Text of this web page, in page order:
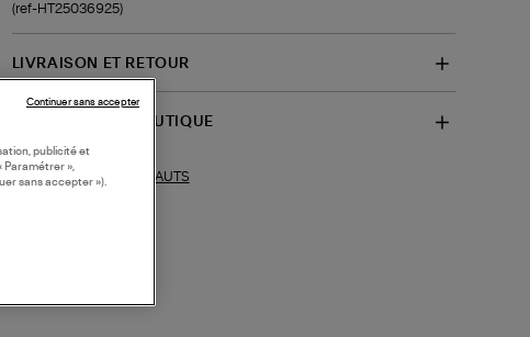
(ref-HT25036925)
LIVRAISON ET RETOUR
DISPONIBILITÉ BOUTIQUE
Collections similaires : HAUTS
publicité et
Paramétrer »,
sans accepter »).
Continuer sans accepter